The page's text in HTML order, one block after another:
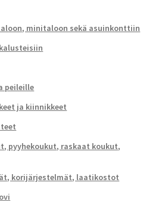
minitaloon sekä asuinkonttiin
peileille
ja kiinnikkeet
pyyhekoukut, raskaat koukut,
korijärjestelmät, laatikostot